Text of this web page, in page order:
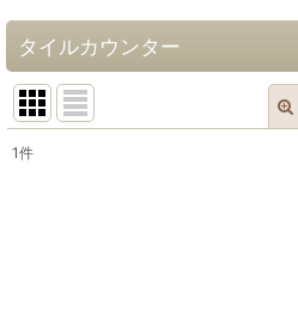
タイルカウンター
1件